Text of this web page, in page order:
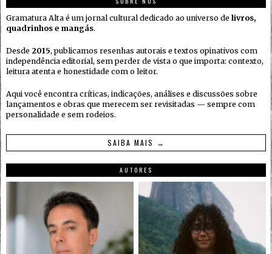
Gramatura Alta é um jornal cultural dedicado ao universo de livros,
quadrinhos e mangás.
Desde 2015, publicamos resenhas autorais e textos opinativos com
independência editorial, sem perder de vista o que importa: contexto,
leitura atenta e honestidade com o leitor.
Aqui você encontra críticas, indicações, análises e discussões sobre
lançamentos e obras que merecem ser revisitadas — sempre com
personalidade e sem rodeios.
SAIBA MAIS →
AUTORES